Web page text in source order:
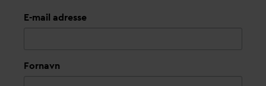
E-mail adresse
Fornavn